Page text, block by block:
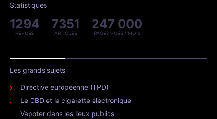
Statistiques
1294
REVUES
7351
ARTICLES
247 000
PAGES VUES / MOIS
Les grands sujets
Directive européenne (TPD)
Le CBD et la cigarette électronique
Vapoter dans les lieux publics